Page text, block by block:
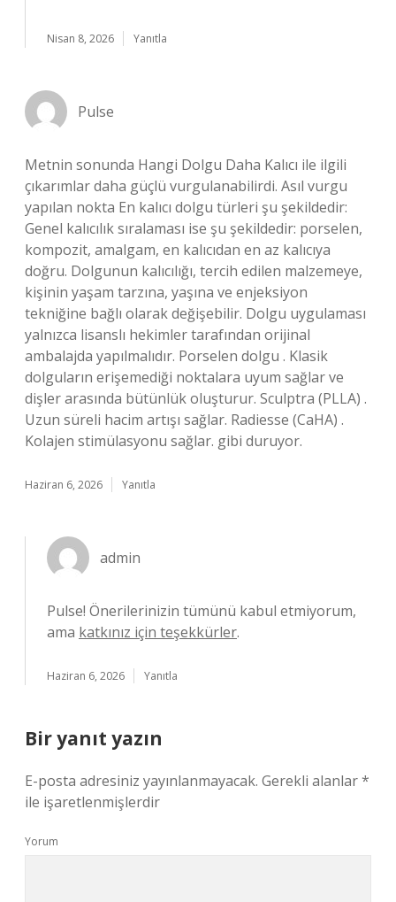
Nisan 8, 2026 Yanıtla
Pulse
Metnin sonunda Hangi Dolgu Daha Kalıcı ile ilgili
çıkarımlar daha güçlü vurgulanabilirdi. Asıl vurgu
yapılan nokta En kalıcı dolgu türleri şu şekildedir:
Genel kalıcılık sıralaması ise şu şekildedir: porselen,
kompozit, amalgam, en kalıcıdan en az kalıcıya
doğru. Dolgunun kalıcılığı, tercih edilen malzemeye,
kişinin yaşam tarzına, yaşına ve enjeksiyon
tekniğine bağlı olarak değişebilir. Dolgu uygulaması
yalnızca lisanslı hekimler tarafından orijinal
ambalajda yapılmalıdır. Porselen dolgu . Klasik
dolguların erişemediği noktalara uyum sağlar ve
dişler arasında bütünlük oluşturur. Sculptra (PLLA) .
Uzun süreli hacim artışı sağlar. Radiesse (CaHA) .
Kolajen stimülasyonu sağlar. gibi duruyor.
Haziran 6, 2026 Yanıtla
admin
Pulse! Önerilerinizin tümünü kabul etmiyorum,
ama katkınız için teşekkürler.
Haziran 6, 2026 Yanıtla
Bir yanıt yazın
E-posta adresiniz yayınlanmayacak. Gerekli alanlar*
ile işaretlenmişlerdir
Yorum